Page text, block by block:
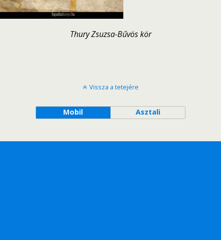
Thury Zsuzsa-Bűvös kör
Vissza a tetejére
Mobil Asztali